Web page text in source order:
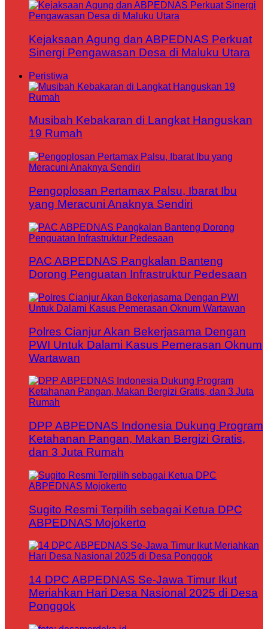
Kejaksaan Agung dan ABPEDNAS Perkuat
Sinergi Pengawasan Desa di Maluku Utara
Peristiwa
Musibah Kebakaran di Langkat Hanguskan
19 Rumah
Pengoplosan Pertamax Palsu, Ibarat Ibu
yang Meracuni Anaknya Sendiri
PAC ABPEDNAS Pangkalan Banteng
Dorong Penguatan Infrastruktur Pedesaan
Polres Cianjur Akan Bekerjasama Dengan
PWI Untuk Dalami Kasus Pemerasan Oknum
Wartawan
DPP ABPEDNAS Indonesia Dukung Program
Ketahanan Pangan, Makan Bergizi Gratis,
dan 3 Juta Rumah
Sugito Resmi Terpilih sebagai Ketua DPC
ABPEDNAS Mojokerto
14 DPC ABPEDNAS Se-Jawa Timur Ikut
Meriahkan Hari Desa Nasional 2025 di Desa
Ponggok